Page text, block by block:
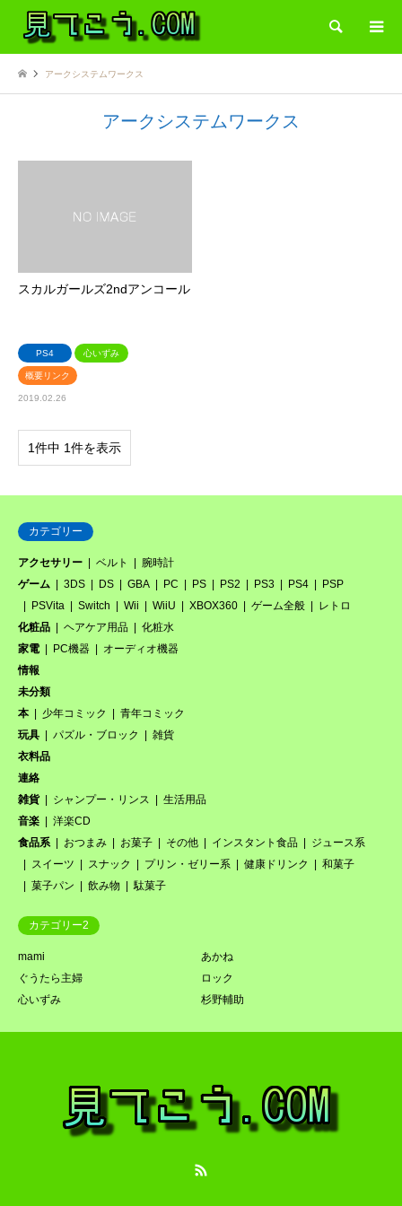
検索
アークシステムワークス
アークシステムワークス
スカルガールズ2ndアンコール
PS4 心いずみ
概要リンク
2019.02.26
1件中 1件を表示
カテゴリー
アクセサリー ベルト
腕時計
ゲーム
3DS DS GBA PC PS PS2 PS3 PS4
PSP
PSVita
Switch Wii WiiU XBOX360 ゲーム全般
レトロ
化粧品
ヘアケア用品
化粧水
家電
PC機器
オーディオ機器
情報
未分類
本
少年コミック
青年コミック
玩具
パズル・ブロック
雑貨
衣料品
連絡
雑貨
シャンプー・リンス
生活用品
音楽
洋楽CD
食品系
おつまみ お菓子 その他 インスタント食品
ジュース系
スイーツ
スナック プリン・ゼリー系 健康ドリンク
和菓子
菓子パン
飲み物 駄菓子
カテゴリー2
mami
あかね
ぐうたら主婦
ロック
心いずみ
杉野輔助